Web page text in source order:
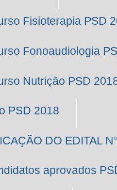
Fisioterapia PSD
Fonoaudiologia
Nutrição PSD
PSD 2018
DO EDITAL
aprovados